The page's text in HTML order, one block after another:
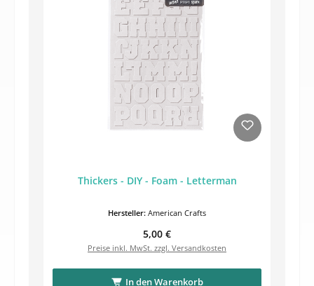
Thickers - DIY - Foam - Letterman
Hersteller: American Crafts
Regulärer Preis:
5,00 €
Preise inkl. MwSt. zzgl. Versandkosten
In den Warenkorb